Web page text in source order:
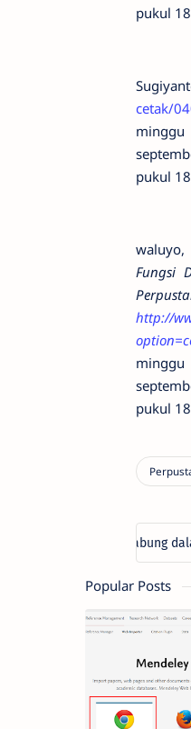
pukul
cetak/
pukul
Fungsi
http://
pukul
Popular Posts